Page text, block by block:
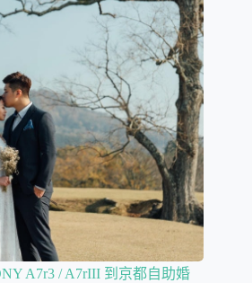
A7r3 / A7rIII 到京都自助婚